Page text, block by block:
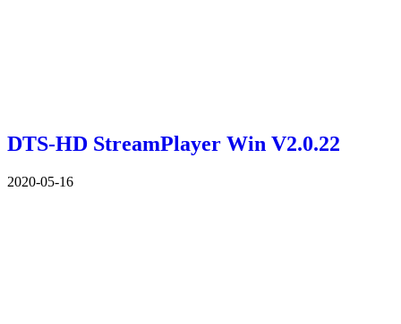
DTS-HD StreamPlayer Win V2.0.22
2020-05-16